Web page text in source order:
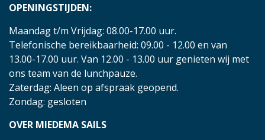
OPENINGSTIJDEN:
Maandag t/m Vrijdag: 08.00-17.00 uur.
Telefonische bereikbaarheid: 09.00 - 12.00 en van
13.00-17.00 uur. Van 12.00 - 13.00 uur genieten wij met
ons team van de lunchpauze.
Zaterdag: Aleen op afspraak geopend.
Zondag: gesloten
OVER MIEDEMA SAILS